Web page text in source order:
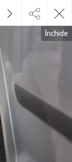
Închide